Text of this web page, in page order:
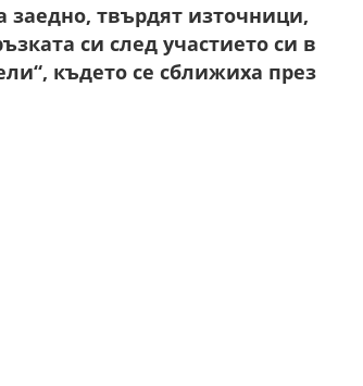
заедно, твърдят източници,
си след участието си в
където се сближиха през